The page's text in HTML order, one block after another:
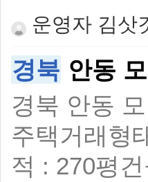
운영자 김삿
경북 안동
경북 안동
주택 ​ 거래형
적 : 270평